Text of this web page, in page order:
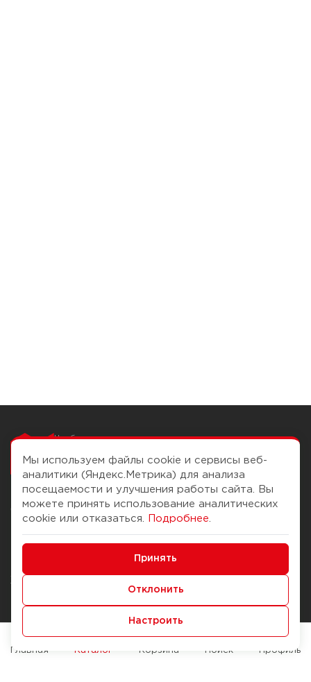
Чтобы вам легко
О компании
История Компании
Журнал
Наши марки
Брендирование
Помощь
Доставка и оплата
Способы оплаты
Служба контроля качества
Мы используем файлы cookie и сервисы веб-
аналитики (Яндекс.Метрика) для анализа
посещаемости и улучшения работы сайта. Вы
можете принять использование аналитических
cookie или отказаться.
Подробнее
Принять
Отклонить
Настроить
Главная Каталог Корзина Поиск Профиль